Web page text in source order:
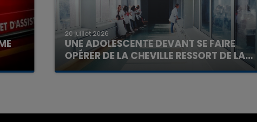
20 juillet 2026
UNE ADOLESCENTE DEVANT SE FAIRE
OPÉRER DE LA CHEVILLE RESSORT DE LA...
La famille a porté plainte contre la clinique qui a